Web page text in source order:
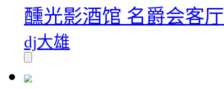
醺光影酒馆 名爵会客
dj大雄